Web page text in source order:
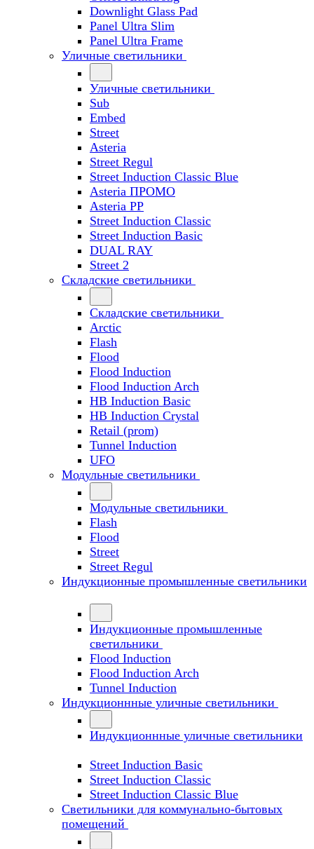
Downlight Glass Pad
Panel Ultra Slim
Panel Ultra Frame
Уличные светильники
Уличные светильники
Sub
Embed
Street
Asteria
Street Regul
Street Induction Classic Blue
Asteria ПРОМО
Asteria PP
Street Induction Classic
Street Induction Basic
DUAL RAY
Street 2
Складские светильники
Складские светильники
Arctic
Flash
Flood
Flood Induction
Flood Induction Arch
HB Induction Basic
HB Induction Crystal
Retail (prom)
Tunnel Induction
UFO
Модульные светильники
Модульные светильники
Flash
Flood
Street
Street Regul
Индукционные промышленные светильники
Индукционные промышленные
светильники
Flood Induction
Flood Induction Arch
Tunnel Induction
Индукционнные уличные светильники
Индукционнные уличные светильники
Street Induction Basic
Street Induction Classic
Street Induction Classic Blue
Светильники для коммунально-бытовых
помещений